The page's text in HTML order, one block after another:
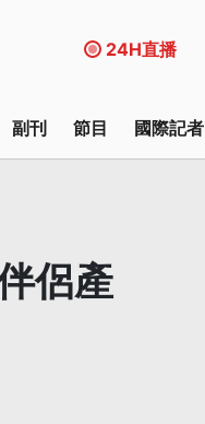
24H直播
副刊 節目 國際記者
侶產